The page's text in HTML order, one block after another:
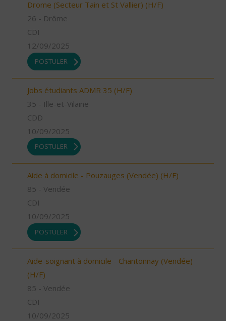
Drome (Secteur Tain et St Vallier) (H/F)
26 - Drôme
CDI
12/09/2025
POSTULER
Jobs étudiants ADMR 35 (H/F)
35 - Ille-et-Vilaine
CDD
10/09/2025
POSTULER
Aide à domicile - Pouzauges (Vendée) (H/F)
85 - Vendée
CDI
10/09/2025
POSTULER
Aide-soignant à domicile - Chantonnay (Vendée)
(H/F)
85 - Vendée
CDI
10/09/2025